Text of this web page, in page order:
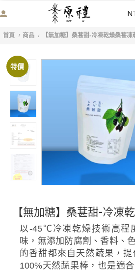
首頁 / 商品 / 【無加糖】桑葚甜-冷凍乾燥桑葚凍
特價
【無加糖】桑葚甜-冷凍
以-45℃冷凍乾燥技術高程
味， 無添加防腐劑、香料、
的香甜都來自天然蔬果，
100%天然蔬果棒，也是適